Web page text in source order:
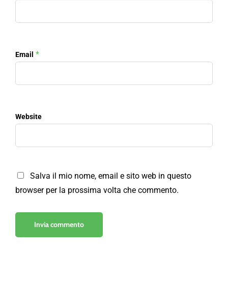
Email *
Website
Salva il mio nome, email e sito web in questo
browser per la prossima volta che commento.